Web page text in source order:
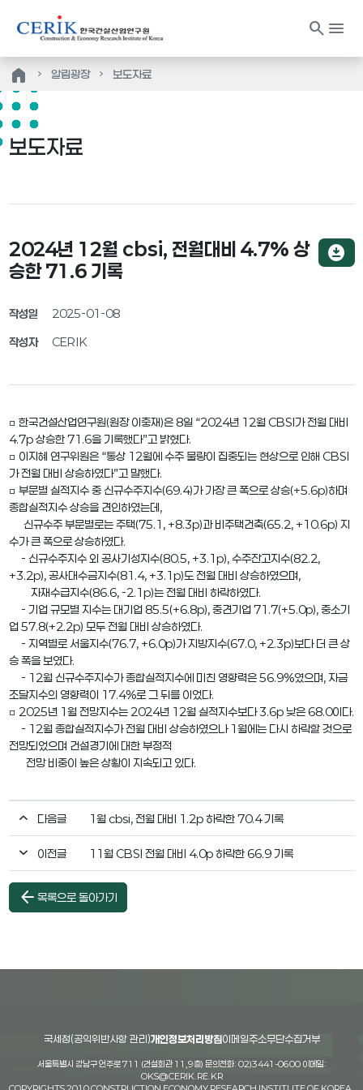
search menu
home 알림광장 보도자료
보도자료
2024년 12월 cbsi, 전월대비 4.7% 상
승한 71.6 기록
작성일 2025-01-08
작성자 CERIK
download_for_offline
□ 한국건설산업연구원(원장 이충재)은 8일 “2024년 12월 CBSI가 전월 대비
4.7p 상승한 71.6을 기록했다”고 밝혔다.
□ 이지혜 연구위원은 “통상 12월에 수주 물량이 집중되는 현상으로 인해 CBSI
가 전월 대비 상승하였다”고 말했다.
□ 부문별 실적지수 중 신규수주지수(69.4)가 가장 큰 폭으로 상승(+5.6p)하며
종합실적지수 상승을 견인하였는데,
신규수주 부문별로는 주택(75.1, +8.3p)과 비주택건축(65.2, +10.6p) 지
수가 큰 폭으로 상승하였다.
- 신규수주지수 외 공사기성지수(80.5, +3.1p), 수주잔고지수(82.2,
+3.2p), 공사대수금지수(81.4, +3.1p)도 전월 대비 상승하였으며,
자재수급지수(86.6, -2.1p)는 전월 대비 하락하였다.
- 기업 규모별 지수는 대기업 85.5(+6.8p), 중견기업 71.7(+5.0p), 중소기
업 57.8(+2.2p) 모두 전월 대비 상승하였다.
- 지역별로 서울지수(76.7, +6.0p)가 지방지수(67.0, +2.3p)보다 더 큰 상
승 폭을 보였다.
- 12월 신규수주지수가 종합실적지수에 미친 영향력은 56.9%였으며, 자금
조달지수의 영향력이 17.4%로 그 뒤를 이었다.
□ 2025년 1월 전망지수는 2024년 12월 실적지수보다 3.6p 낮은 68.0이다.
- 12월 종합실적지수가 전월 대비 상승하였으나 1월에는 다시 하락할 것으로
전망되었으며 건설경기에 대한 부정적
전망 비중이 높은 상황이 지속되고 있다.
다음글 1월 cbsi, 전월 대비 1.2p 하락한 70.4 기록
이전글 11월 CBSI 전월 대비 4.0p 하락한 66.9 기록
arrow_back 목록으로 돌아가기
국세청(공익위반사항 관리)개인정보처리방침이메일주소무단수집거부
서울특별시 강남구 언주로 711 (건설회관 11,9층) 문의전화: 02)3441-0600 이메일:
OKS@CERIK.RE.KR